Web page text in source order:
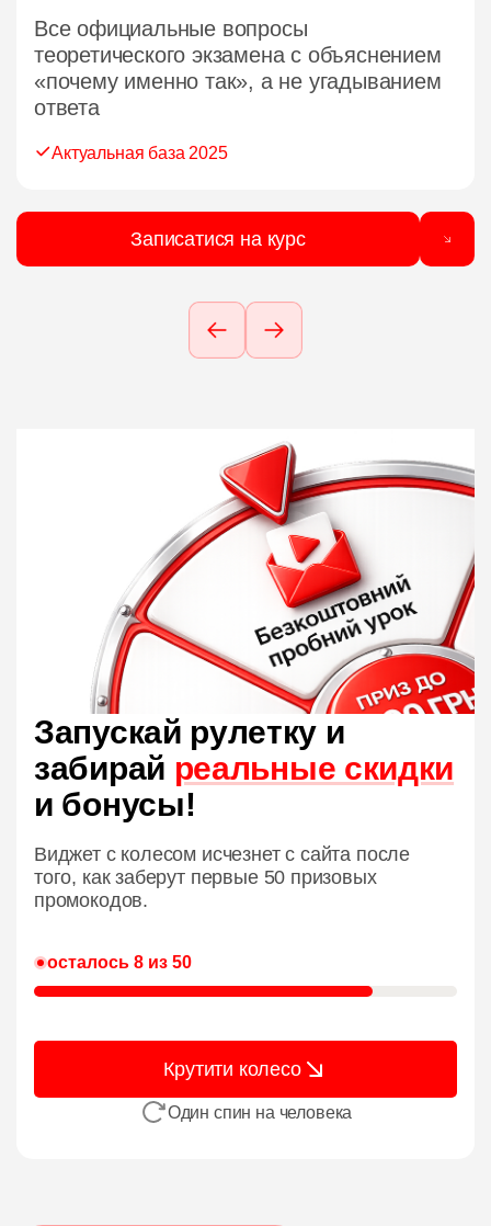
Все официальные вопросы
теоретического экзамена с объяснением
«почему именно так», а не угадыванием
ответа
Актуальная база 2025
Записатися на курс
Запускай рулетку и
забирай реальные скидки
и бонусы!
Виджет с колесом исчезнет с сайта после
того, как заберут первые 50 призовых
промокодов.
осталось 8 из 50
Крутити колесо
Один спин на человека